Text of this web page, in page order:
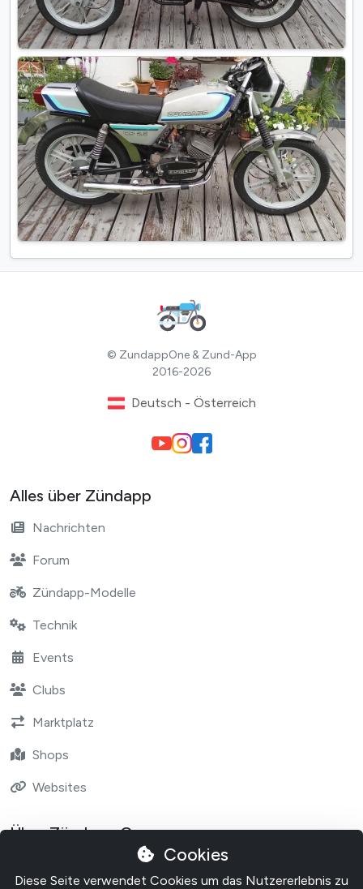
© ZundappOne & Zund-App
2016-2026
Deutsch - Österreich
Alles über Zündapp
Nachrichten
Forum
Zündapp-Modelle
Technik
Events
Clubs
Marktplatz
Shops
Websites
Über Zündapp One
Cookies
Diese Seite verwendet Cookies um das Nutzererlebnis zu